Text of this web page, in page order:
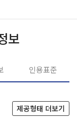
보
인용표준
제공형태 더보기